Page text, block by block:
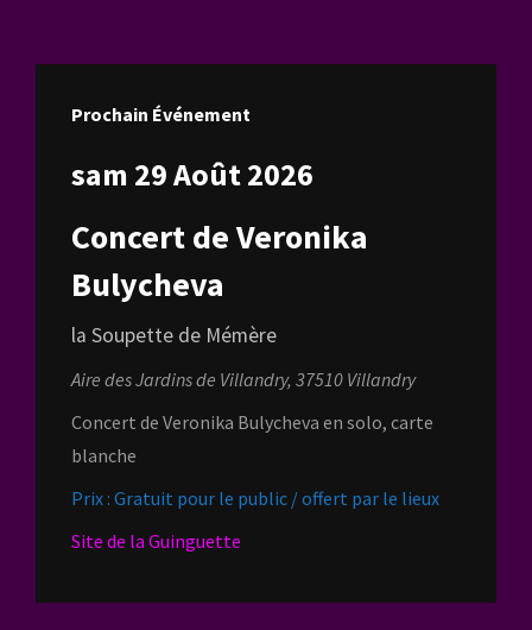
Prochain Événement
sam 29 Août 2026
Concert de Veronika
Bulycheva
la Soupette de Mémère
Aire des Jardins de Villandry, 37510 Villandry
Concert de Veronika Bulycheva en solo, carte
blanche
Prix : Gratuit pour le public / offert par le lieux
Site de la Guinguette